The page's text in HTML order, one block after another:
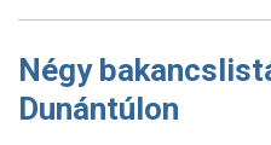
Négy
Dunántúlon